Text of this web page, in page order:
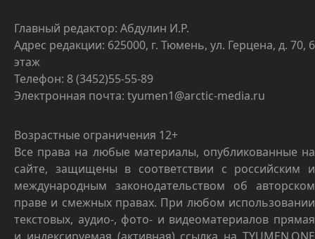
Главный редактор: Абдулин И.Р.
Адрес редакции: 625000, г. Тюмень, ул. Герцена, д. 70, 6
этаж
Телефон: 8 (3452)55-55-89
Электронная почта: tyumen1@arctic-media.ru
Возрастные ограничения 12+
Все права на любые материалы, опубликованные на
сайте, защищены в соответствии с российским и
международным законодательством об авторском
праве и смежных правах. При любом использовании
текстовых, аудио-, фото- и видеоматериалов прямая